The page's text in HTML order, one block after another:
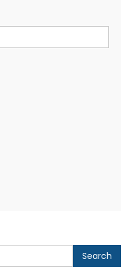
Search